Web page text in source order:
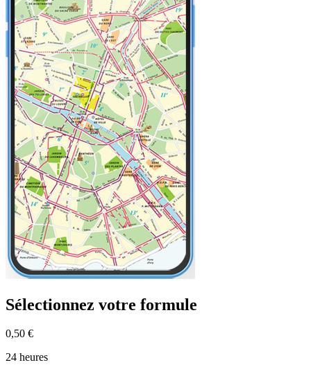
Sélectionnez votre formule
0,50 €
24 heures